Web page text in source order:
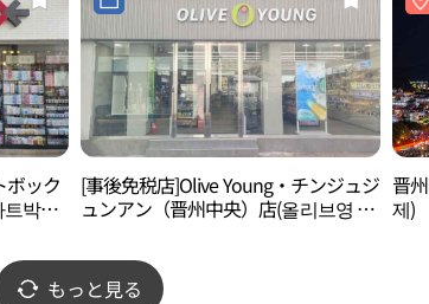
ボック
박스
[事後免税店]Olive Young・チンジュジ
ュンアン（晋州中央）店(올리브영 진
晋
제)
もっと見る